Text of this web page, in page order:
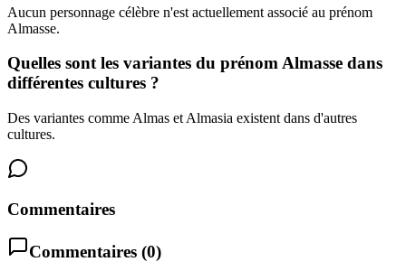
Aucun personnage célèbre n'est actuellement associé au prénom
Almasse.
Quelles sont les variantes du prénom Almasse dans
différentes cultures ?
Des variantes comme Almas et Almasia existent dans d'autres
cultures.
Commentaires
Commentaires (0)